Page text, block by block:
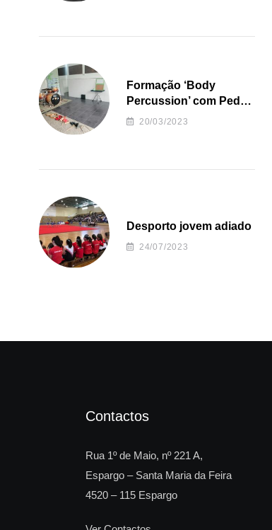
Formação ‘Body
Percussion’ com Pedro
Almeida
20/03/2023
Desporto jovem adiado
24/07/2023
Contactos
Rua 1º de Maio, nº 221 A,
Espargo – Santa Maria da Feira
4520 – 115 Espargo